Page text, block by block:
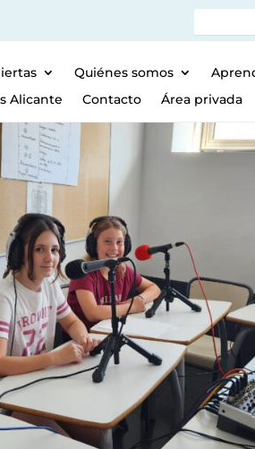
Quiénes somos
Alicante
Contacto Área privada